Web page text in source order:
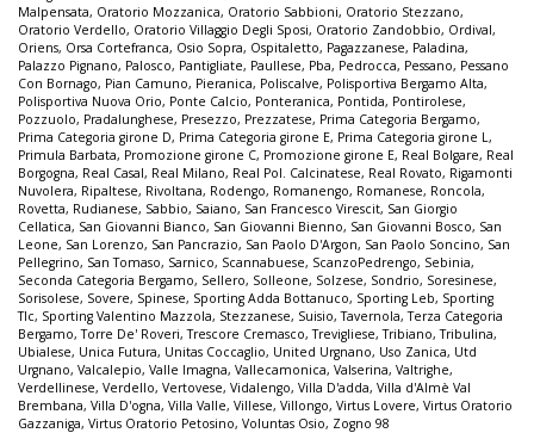
Malpensata, Oratorio Mozzanica, Oratorio Sabbioni, Oratorio Stezzano,
Oratorio Verdello, Oratorio Villaggio Degli Sposi, Oratorio Zandobbio, Ordival,
Oriens, Orsa Cortefranca, Osio Sopra, Ospitaletto, Pagazzanese, Paladina,
Palazzo Pignano, Palosco, Pantigliate, Paullese, Pba, Pedrocca, Pessano, Pessano
Con Bornago, Pian Camuno, Pieranica, Poliscalve, Polisportiva Bergamo Alta,
Polisportiva Nuova Orio, Ponte Calcio, Ponteranica, Pontida, Pontirolese,
Pozzuolo, Pradalunghese, Presezzo, Prezzatese, Prima Categoria Bergamo,
Prima Categoria girone D, Prima Categoria girone E, Prima Categoria girone L ,
Primula Barbata, Promozione girone C, Promozione girone E, Real Bolgare, Real
Borgogna, Real Casal, Real Milano, Real Pol. Calcinatese, Real Rovato, Rigamonti
Nuvolera, Ripaltese, Rivoltana, Rodengo, Romanengo, Romanese, Roncola,
Rovetta, Rudianese, Sabbio, Saiano, San Francesco Virescit, San Giorgio
Cellatica, San Giovanni Bianco, San Giovanni Bienno, San Giovanni Bosco, San
Leone, San Lorenzo, San Pancrazio, San Paolo D'Argon, San Paolo Soncino, San
Pellegrino, San Tomaso, Sarnico, Scannabuese, ScanzoPedrengo, Sebinia,
Seconda Categoria Bergamo, Sellero, Solleone, Solzese, Sondrio, Soresinese,
Sorisolese, Sovere, Spinese, Sporting Adda Bottanuco, Sporting Leb, Sporting
Tlc, Sporting Valentino Mazzola, Stezzanese, Suisio,Tavernola,Terza Categoria
Bergamo,Torre De' Roveri,Trescore Cremasco,Trevigliese,Tribiano,Tribulina,
Ubialese, Unica Futura, Unitas Coccaglio, United Urgnano, Uso Zanica, Utd
Urgnano, Valcalepio, Valle Imagna, Vallecamonica, Valserina, Valtrighe,
Verdellinese, Verdello, Vertovese, Vidalengo, Villa D'adda, Villa d'Almè Val
Brembana, Villa D'ogna, Villa Valle, Villese, Villongo, Virtus Lovere, Virtus Oratorio
Gazzaniga, Virtus Oratorio Petosino, Voluntas Osio, Zogno 98